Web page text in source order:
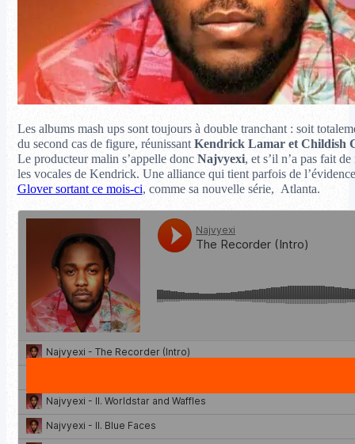
Les albums mash ups sont toujours à double tranchant : soit
du second cas de figure, réunissantKendrick Lamar et Childish
Le producteur malin s’appelle donc Najvyexi, et s’il n’a pas fait
les vocales de Kendrick. Une alliance qui tient parfois de
Glover sortant ce mois-ci, comme sa nouvelle série, Atlanta.